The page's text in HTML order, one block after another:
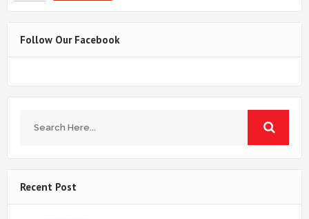
Follow Our Facebook
Recent Post